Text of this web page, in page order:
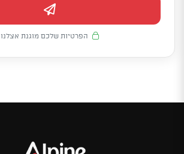
הפרטיות שלכם מוגנת אצלנו